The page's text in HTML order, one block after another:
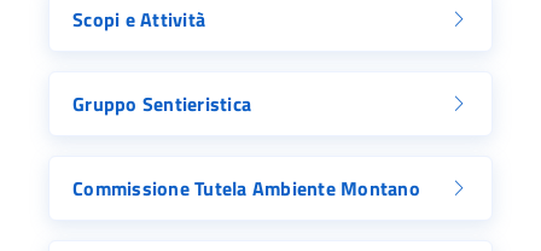
Scopi e Attività
Gruppo Sentieristica
Commissione Tutela Ambiente Montano